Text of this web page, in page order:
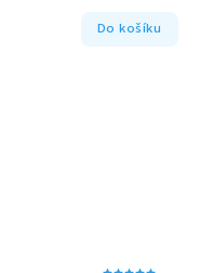
Do košíku